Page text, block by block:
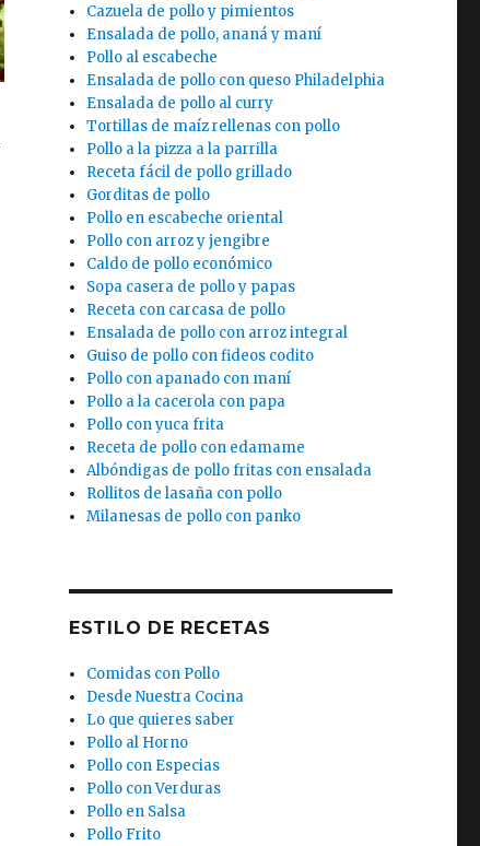
Cazuela de pollo y pimientos
Ensalada de pollo, ananá y maní
Pollo al escabeche
Ensalada de pollo con queso Philadelphia
Ensalada de pollo al curry
Tortillas de maíz rellenas con pollo
Pollo a la pizza a la parrilla
Receta fácil de pollo grillado
Gorditas de pollo
Pollo en escabeche oriental
Pollo con arroz y jengibre
Caldo de pollo económico
Sopa casera de pollo y papas
Receta con carcasa de pollo
Ensalada de pollo con arroz integral
Guiso de pollo con fideos codito
Pollo con apanado con maní
Pollo a la cacerola con papa
Pollo con yuca frita
Receta de pollo con edamame
Albóndigas de pollo fritas con ensalada
Rollitos de lasaña con pollo
Milanesas de pollo con panko
ESTILO DE RECETAS
Comidas con Pollo
Desde Nuestra Cocina
Lo que quieres saber
Pollo al Horno
Pollo con Especias
Pollo con Verduras
Pollo en Salsa
Pollo Frito